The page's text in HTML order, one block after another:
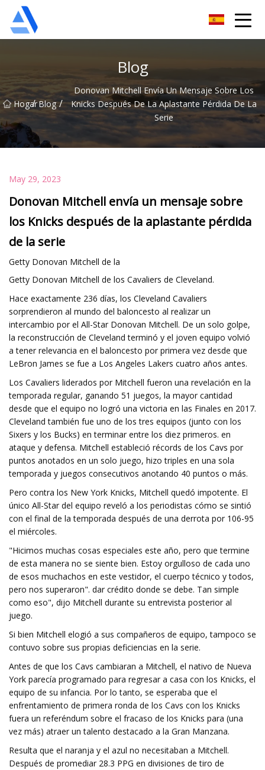
Blog
Hogar
/ Blog /
Donovan Mitchell Envía Un Mensaje Sobre Los
Knicks Después De La Aplastante Pérdida De La
Serie
May 29, 2023
Donovan Mitchell envía un mensaje sobre
los Knicks después de la aplastante pérdida
de la serie
Getty Donovan Mitchell de la
Getty Donovan Mitchell de los Cavaliers de Cleveland.
Hace exactamente 236 días, los Cleveland Cavaliers
sorprendieron al mundo del baloncesto al realizar un
intercambio por el All-Star Donovan Mitchell. De un solo golpe,
la reconstrucción de Cleveland terminó y el joven equipo volvió
a tener relevancia en el baloncesto por primera vez desde que
LeBron James se fue a Los Angeles Lakers cuatro años antes.
Los Cavaliers liderados por Mitchell fueron una revelación en la
temporada regular, ganando 51 juegos, la mayor cantidad
desde que el equipo no logró una victoria en las Finales en 2017.
Cleveland también fue uno de los tres equipos (junto con los
Sixers y los Bucks) en terminar entre los diez primeros. en
ataque y defensa. Mitchell estableció récords de los Cavs por
puntos anotados en un solo juego, hizo triples en una sola
temporada y juegos consecutivos anotando 40 puntos o más.
Pero contra los New York Knicks, Mitchell quedó impotente. El
único All-Star del equipo reveló a los periodistas cómo se sintió
con el final de la temporada después de una derrota por 106-95
el miércoles.
"Hicimos muchas cosas especiales este año, pero que termine
de esta manera no se siente bien. Estoy orgulloso de cada uno
de esos muchachos en este vestidor, el cuerpo técnico y todos,
pero nos superaron". dar crédito donde se debe. Tan simple
como eso", dijo Mitchell durante su entrevista posterior al
juego.
Si bien Mitchell elogió a sus compañeros de equipo, tampoco se
contuvo sobre sus propias deficiencias en la serie.
Antes de que los Cavs cambiaran a Mitchell, el nativo de Nueva
York parecía programado para regresar a casa con los Knicks, el
equipo de su infancia. Por lo tanto, se esperaba que el
enfrentamiento de primera ronda de los Cavs con los Knicks
fuera un referéndum sobre el fracaso de los Knicks para (una
vez más) atraer un talento destacado a la Gran Manzana.
Resulta que el naranja y el azul no necesitaban a Mitchell.
Después de promediar 28.3 PPG en divisiones de tiro de